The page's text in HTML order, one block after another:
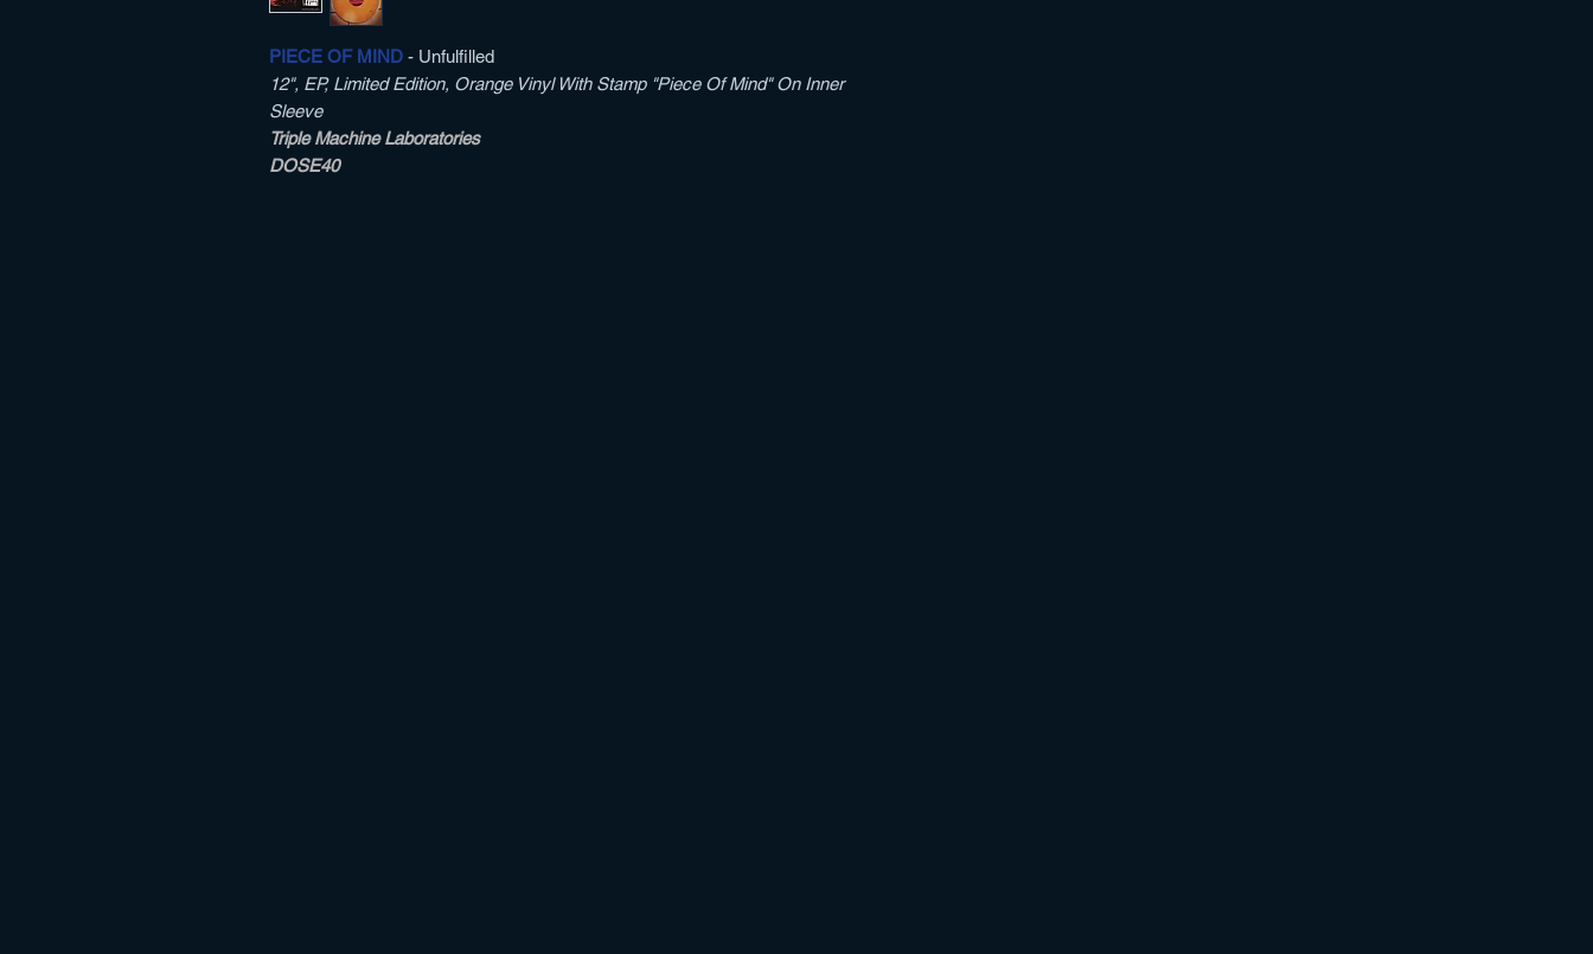
PIECE OF MIND - Unfulfilled
12", EP, Limited Edition, Orange Vinyl With Stamp "Piece Of Mind" On Inner
Sleeve
Triple Machine Laboratories
DOSE40